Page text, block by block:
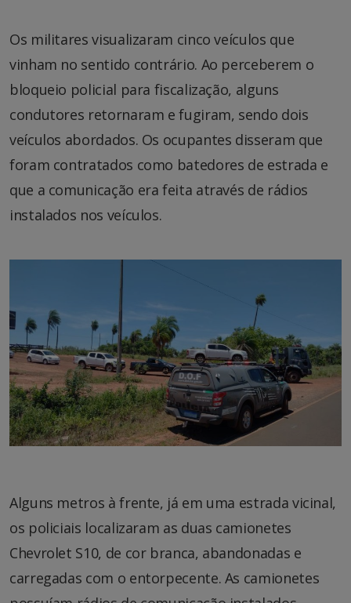
Os militares visualizaram cinco veículos que
vinham no sentido contrário. Ao perceberem o
bloqueio policial para fiscalização, alguns
condutores retornaram e fugiram, sendo dois
veículos abordados. Os ocupantes disseram que
foram contratados como batedores de estrada e
que a comunicação era feita através de rádios
instalados nos veículos.
Alguns metros à frente, já em uma estrada vicinal,
os policiais localizaram as duas camionetes
Chevrolet S10, de cor branca, abandonadas e
carregadas com o entorpecente. As camionetes